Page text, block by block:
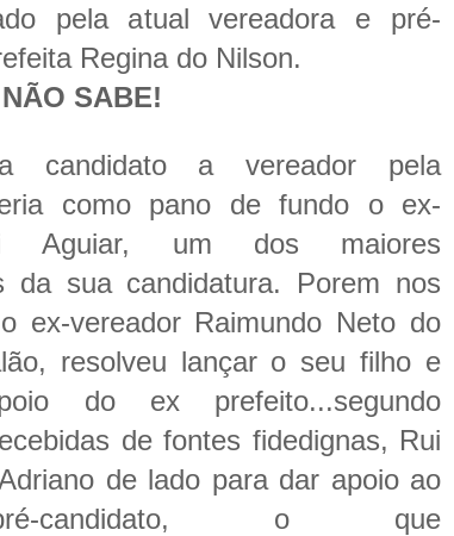
pela atual vereadora e pré-
Regina do Nilson.
SABE!
candidato a vereador pela
como pano de fundo o ex-
Aguiar, um dos maiores
da sua candidatura. Porem nos
ex-vereador Raimundo Neto do
resolveu lançar o seu filho e
do ex prefeito...segundo
de fontes fidedignas, Rui
de lado para dar apoio ao
candidato, o que